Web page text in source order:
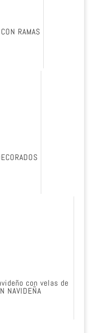
RAMAS
con velas de
NAVIDEÑA